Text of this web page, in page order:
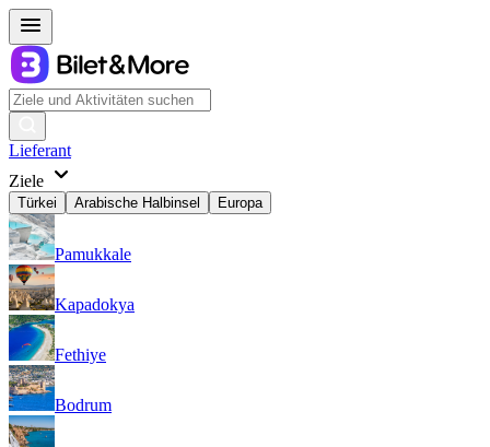
Lieferant
Ziele
Türkei Arabische Halbinsel Europa
Pamukkale
Kapadokya
Fethiye
Bodrum